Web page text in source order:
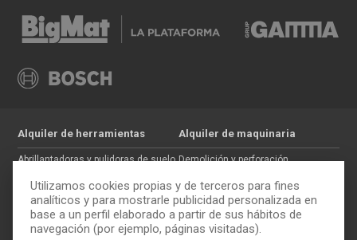
Alquiler de herramientas
Abrillantadoras y pulidoras de suelo
Tratamiento de maderas
Pintura y paredes
Electricidad
Alquiler de maquinaria
Demolición y perforación
Movimiento de tierras
Auxiliar de construcción
Trabajos en altura
Utilizamos cookies propias y de terceros para fines
analíticos y para mostrarle publicidad personalizada en
base a un perfil elaborado a partir de sus hábitos de
navegación (por ejemplo, páginas visitadas).